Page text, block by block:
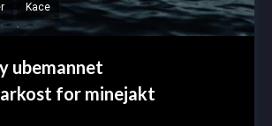
Kace
ubemannet
for minejakt